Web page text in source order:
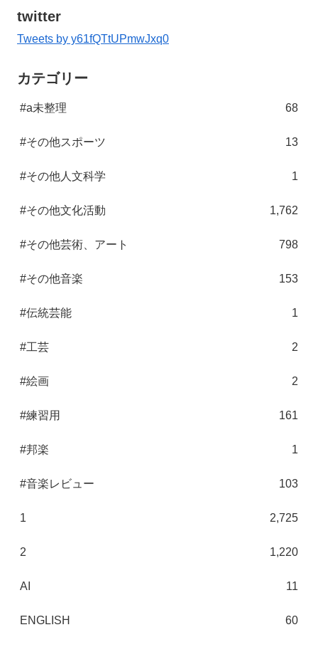
twitter
Tweets by y61fQTtUPmwJxq0
カテゴリー
#a未整理 68
#その他スポーツ 13
#その他人文科学 1
#その他文化活動 1,762
#その他芸術、アート 798
#その他音楽 153
#伝統芸能 1
#工芸 2
#絵画 2
#練習用 161
#邦楽 1
#音楽レビュー 103
1 2,725
2 1,220
AI 11
ENGLISH 60